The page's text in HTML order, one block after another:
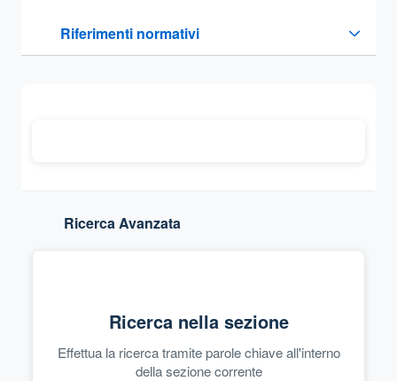
Riferimenti normativi
Sezione compressa
Ricerca Avanzata
Ricerca nella sezione
Effettua la ricerca tramite parole chiave all'interno
della sezione corrente